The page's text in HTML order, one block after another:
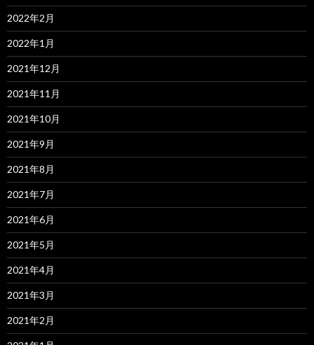
2022年2月
2022年1月
2021年12月
2021年11月
2021年10月
2021年9月
2021年8月
2021年7月
2021年6月
2021年5月
2021年4月
2021年3月
2021年2月